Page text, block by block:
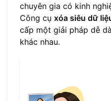
chuyên gia có kinh
Công cụ xóa siêu dữ
cấp một giải pháp dễ
khác nhau.